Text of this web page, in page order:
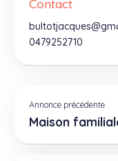
Contact
0479252710
Annonce précédente
Maison